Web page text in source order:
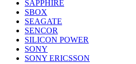
SAPPHIRE
SBOX
SEAGATE
SENCOR
SILICON POWER
SONY
SONY ERICSSON